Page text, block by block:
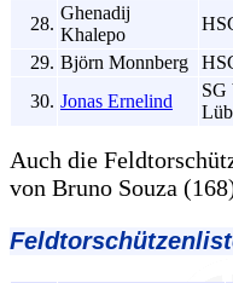
28.
Ghenadij
Khalepo
29. Björn Monnberg
30. Jonas Ernelind
SG
Auch die
von Bruno Souza